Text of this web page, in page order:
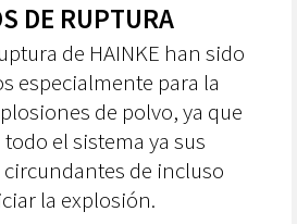
DE RUPTURA
de HAINKE han sido
especialmente para la
de polvo, ya que
el sistema ya sus
de incluso
la explosión.